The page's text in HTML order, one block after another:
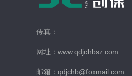
传真：
网址：www.qdjchbsz.com
邮箱：qdjchb@foxmail.com